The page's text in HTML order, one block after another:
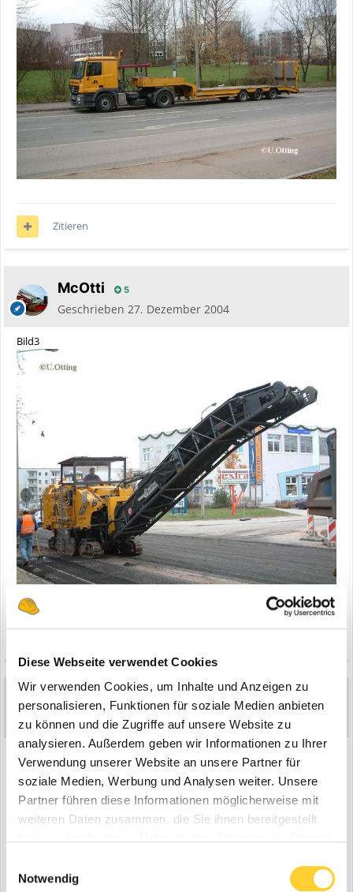
Diese Webseite verwendet Cookies
Wir verwenden Cookies, um Inhalte und Anzeigen zu
personalisieren, Funktionen für soziale Medien anbieten
zu können und die Zugriffe auf unsere Website zu
analysieren. Außerdem geben wir Informationen zu Ihrer
Verwendung unserer Website an unsere Partner für
soziale Medien, Werbung und Analysen weiter. Unsere
Partner führen diese Informationen möglicherweise mit
weiteren Daten zusammen, die Sie ihnen bereitgestellt
Notwendig
Zitieren
McOtti 5
Geschrieben 27. Dezember 2004
Bild3
McOtti 5
Geschrieben27. Dezember 2004